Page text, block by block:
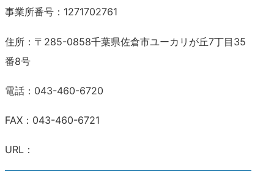
事業所番号：1271702761
住所：〒285-0858千葉県佐倉市ユーカリが丘7丁目35
番8号
電話：043-460-6720
FAX：043-460-6721
URL：